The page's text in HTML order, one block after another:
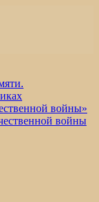
войны»
войны